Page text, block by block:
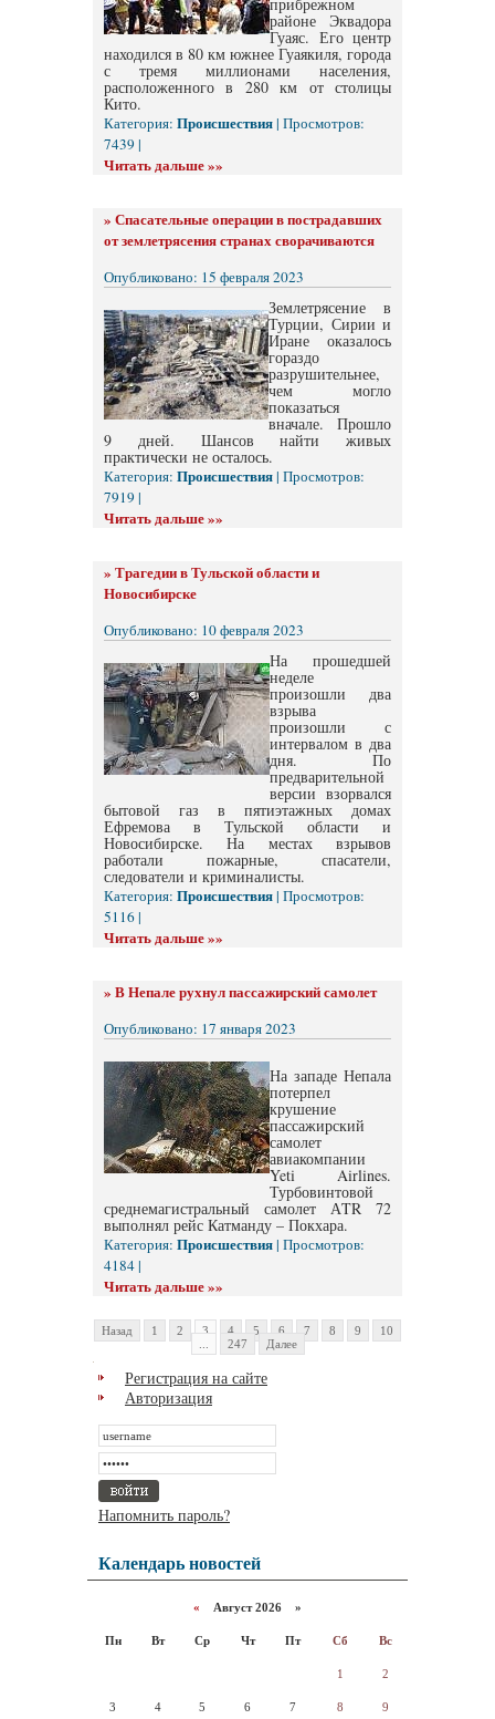
районе Эквадора
Гуаяс. Его центр
находился в 80 км южнее Гуаякиля, города
с тремя миллионами населения,
расположенного в 280 км от столицы
Кито.
Категория: Происшествия| Просмотров:
7439 |
Читать дальше »»
» Спасательные операции в пострадавших
от землетрясения странах сворачиваются
Опубликовано: 15 февраля 2023
Землетрясение в
Турции, Сирии и
Иране оказалось
гораздо
разрушительнее,
чем могло
показаться
вначале. Прошло
9 дней. Шансов найти живых
практически не осталось.
Категория: Происшествия| Просмотров:
7919 |
Читать дальше »»
» Трагедии в Тульской области и
Новосибирске
Опубликовано: 10 февраля 2023
На прошедшей
неделе
произошли два
взрыва
произошли с
интервалом в два
дня. По
предварительной
версии взорвался
бытовой газ в пятиэтажных домах
Ефремова в Тульской области и
Новосибирске. На местах взрывов
работали пожарные, спасатели,
следователи и криминалисты.
Категория: Происшествия| Просмотров:
5116 |
Читать дальше »»
» В Непале рухнул пассажирский самолет
Опубликовано: 17 января 2023
На западе Непала
потерпел
крушение
пассажирский
самолет
авиакомпании
Yeti Airlines.
Турбовинтовой
среднемагистральный самолет АTR 72
выполнял рейс Катманду – Покхара.
Категория: Происшествия| Просмотров:
4184 |
Читать дальше »»
Назад 1 2 3 4 5 6 7 8 9
10
247 Далее
Регистрация на сайте
Авторизация
Напомнить пароль?
Календарь новостей
« Август 2026 »
Пн Вт Ср Чт Пт Сб Вс
1 2
3 4 5 6 7 8 9